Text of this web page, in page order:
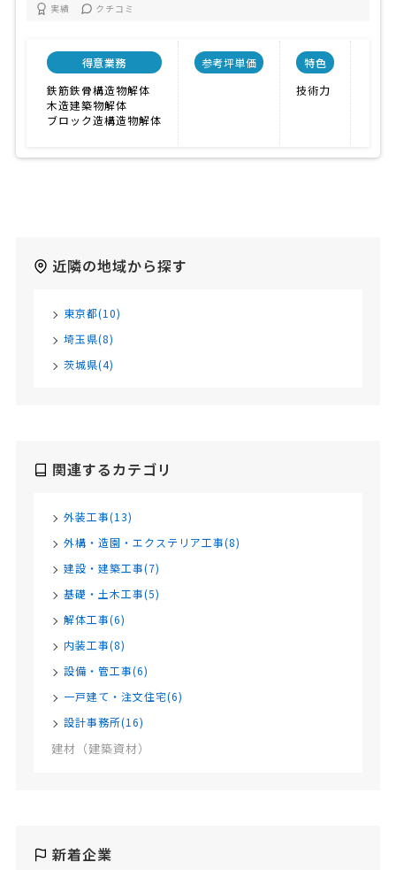
実績 クチコミ
得意業務
鉄筋鉄骨構造物解体
木造建築物解体
ブロック造構造物解体
参考坪単価
特色
技術力
近隣の地域から探す
東京都(10)
埼玉県(8)
茨城県(4)
関連するカテゴリ
外装工事(13)
外構・造園・エクステリア工事(8)
建設・建築工事(7)
基礎・土木工事(5)
解体工事(6)
内装工事(8)
設備・管工事(6)
一戸建て・注文住宅(6)
設計事務所(16)
建材（建築資材）
新着企業